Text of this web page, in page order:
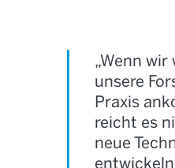
„Wenn wir
unsere
Praxis
reicht es
neue